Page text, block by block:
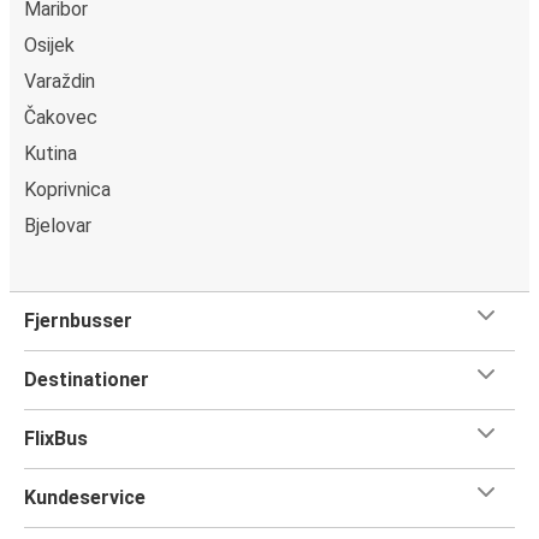
Maribor
Osijek
Varaždin
Čakovec
Kutina
Koprivnica
Bjelovar
Fjernbusser
Destinationer
FlixBus
Kundeservice